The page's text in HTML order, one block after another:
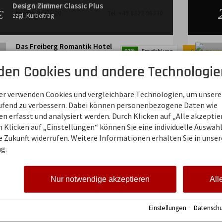
Lorettostraße 20
97% Empfehlung
Suite Spielraum
zzgl. Kurbeitrag
Design Flat
zzgl. Kurbeitrag
Design Zimmer Classic Plus
zzgl. Kurbeitrag
Das Freiberg Romantik Hotel
Restaurants, ****s
Freibergstraße 21 Tel. +49 8322 96780
Geprüfte
Geprüfte
Geprüfte
Geprüfte
Geprüfte
Cookies und andere
verwenden Cookies und vergleichbare Technologien, um
zu verbessern. Dabei können personenbezogene Daten wie
erfasst und analysiert werden. Durch Klicken auf „Alle
Klicken auf „Einstellungen“ können Sie eine individuelle
Zukunft widerrufen. Weitere Informationen erhalten Sie in
Nur notwendige akzeptieren
Einstellungen ·